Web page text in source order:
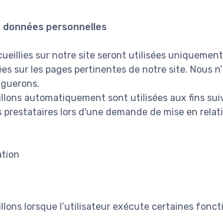
personnelles
sur notre site seront utilisées
sur les pages pertinentes de notre site. Nous
automatiquement sont utilisées aux fins
prestataires lors d'une demande de mise en
lorsque l’utilisateur exécute certaines